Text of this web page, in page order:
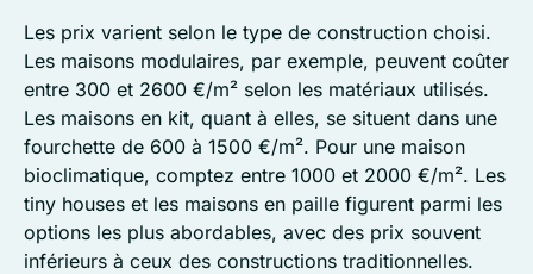
Les prix varient selon le type de construction choisi.
Les maisons modulaires, par exemple, peuvent coûter
entre 300 et 2600 €/m² selon les matériaux utilisés.
Les maisons en kit, quant à elles, se situent dans une
fourchette de 600 à 1500 €/m². Pour une maison
bioclimatique, comptez entre 1000 et 2000 €/m². Les
tiny houses et les maisons en paille figurent parmi les
options les plus abordables, avec des prix souvent
inférieurs à ceux des constructions traditionnelles.